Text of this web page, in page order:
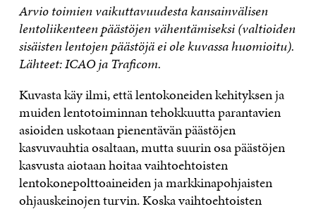
Arvio toimien vaikuttavuudesta kansainvälisen
lentoliikenteen päästöjen vähentämiseksi (valtioiden
sisäisten lentojen päästöjä ei ole kuvassa huomioitu).
Lähteet: ICAO ja Traficom.
Kuvasta käy ilmi, että lentokoneiden kehityksen ja
muiden lentotoiminnan tehokkuutta parantavien
asioiden uskotaan pienentävän päästöjen
kasvuvauhtia osaltaan, mutta suurin osa päästöjen
kasvusta aiotaan hoitaa vaihtoehtoisten
lentokonepolttoaineiden ja markkinapohjaisten
ohjauskeinojen turvin. Koska vaihtoehtoisten